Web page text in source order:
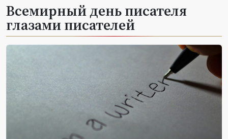
Всемирный день писателя
глазами писателей